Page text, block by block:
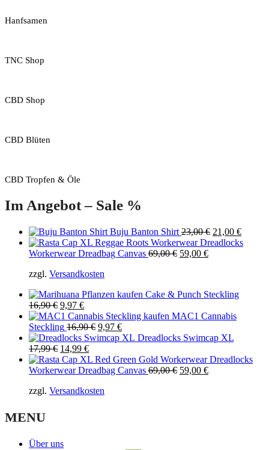
Hanfsamen
TNC Shop
CBD Shop
CBD Blüten
CBD Tropfen & Öle
Im Angebot – Sale %
Buju Banton Shirt 23,00€ Original
price
21,00 €Current
price
Workerwear Dreadbag Canvas 69,00€ Original
59,00 €Current
zzgl. Versandkosten
Cake & Punch Steckling
16,90€ Original
price
was:
16,90 €.
9,97 €Current
price
is:
9,97 €.
MAC1 Cannabis
Steckling 16,90€ Original
price
16,90 €.
9,97 €Current
price
9,97 €.
Dreadlocks Swimcap XL
17,99€ Original
price
was:
14,99 €Current
price
is:
Workerwear Dreadbag Canvas 69,00€ Original
59,00 €Current
zzgl. Versandkosten
MENU
Über uns